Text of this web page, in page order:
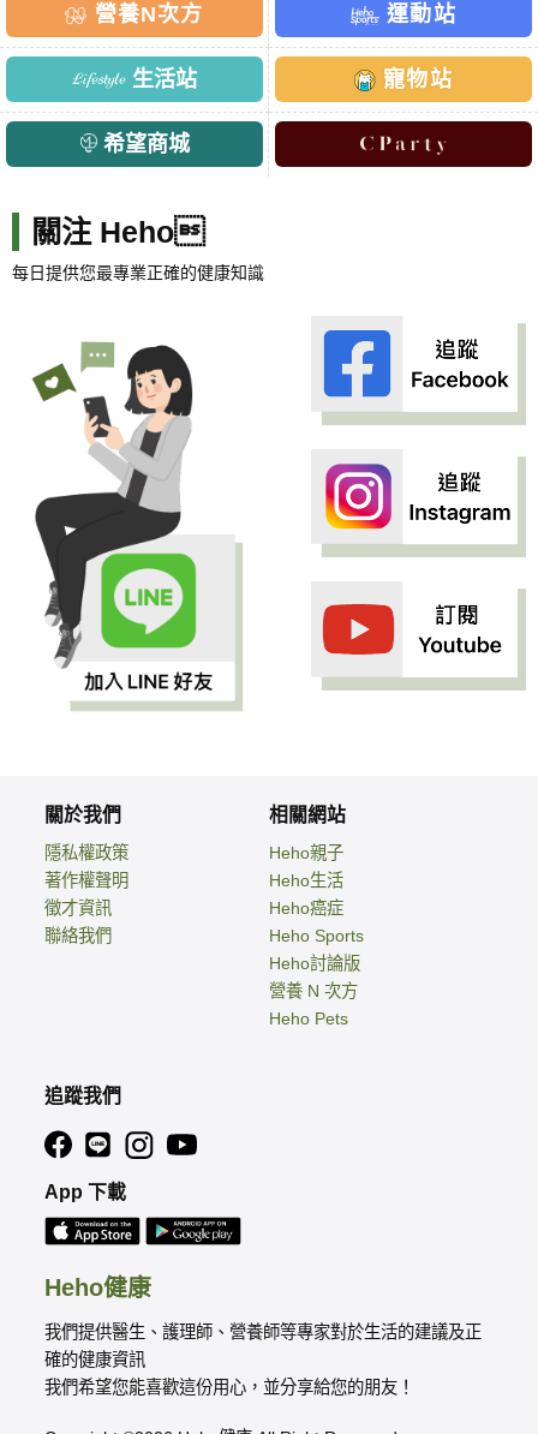
營養N次方 運動站
生活站 寵物站
希望商城
關注 Heho
每日提供您最專業正確的健康知識
Heho健康
我們提供醫生、護理師、營養師等專家對於生活的建議及正
確的健康資訊
我們希望您能喜歡這份用心，並分享給您的朋友！
關於我們
隱私權政策
著作權聲明
徵才資訊
聯絡我們
相關網站
Heho親子
Heho生活
Heho癌症
Heho Sports
Heho討論版
營養 N 次方
Heho Pets
追蹤我們
App 下載